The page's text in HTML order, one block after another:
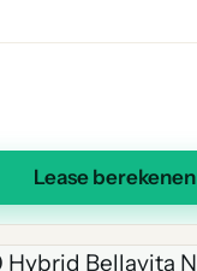
Lease berekenen